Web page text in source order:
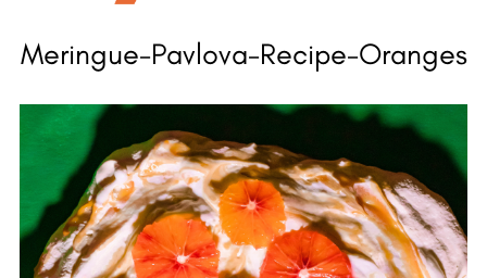
Meringue-Pavlova-Recipe-Oranges